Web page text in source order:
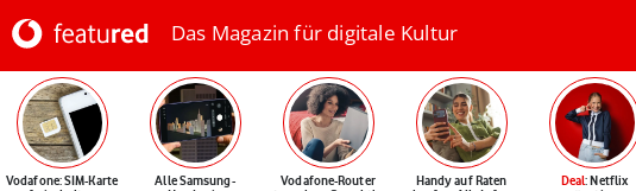
Das Magazin für digitale Kultur
Vodafone: SIM-Karte
Alle Samsung-
Vodafone-Router
Handy auf Raten
Deal: Netflix